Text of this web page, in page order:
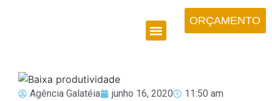
ORÇAMENTO
Agência Galatéia junho 16, 2020
11:50 am